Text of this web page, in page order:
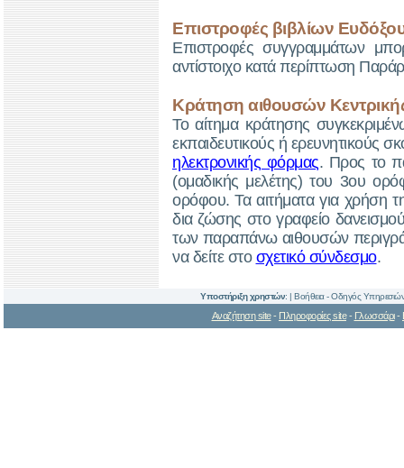
Επιστροφές βιβλίων
Επιστροφές συγγραμμάτων
αντίστοιχο κατά περίπτωση
Κράτηση αιθουσών
Το αίτημα κράτησης
εκπαιδευτικούς ή
ηλεκτρονικής φόρμας. Προς το
(ομαδικής μελέτης) του 3ου
ορόφου. Τα αιτήματα για χρήση
δια ζώσης στο γραφείο
των παραπάνω αιθουσών
να δείτε στο σχετικό σύνδεσμο.
Υποστήριξη χρηστών: |Βοήθεια - Οδηγός
Αναζήτηση site- Πληροφορίες site- Γλωσσάρι-